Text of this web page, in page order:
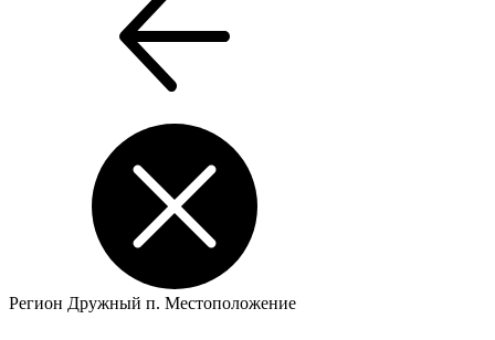
Регион Дружный п. Местоположение